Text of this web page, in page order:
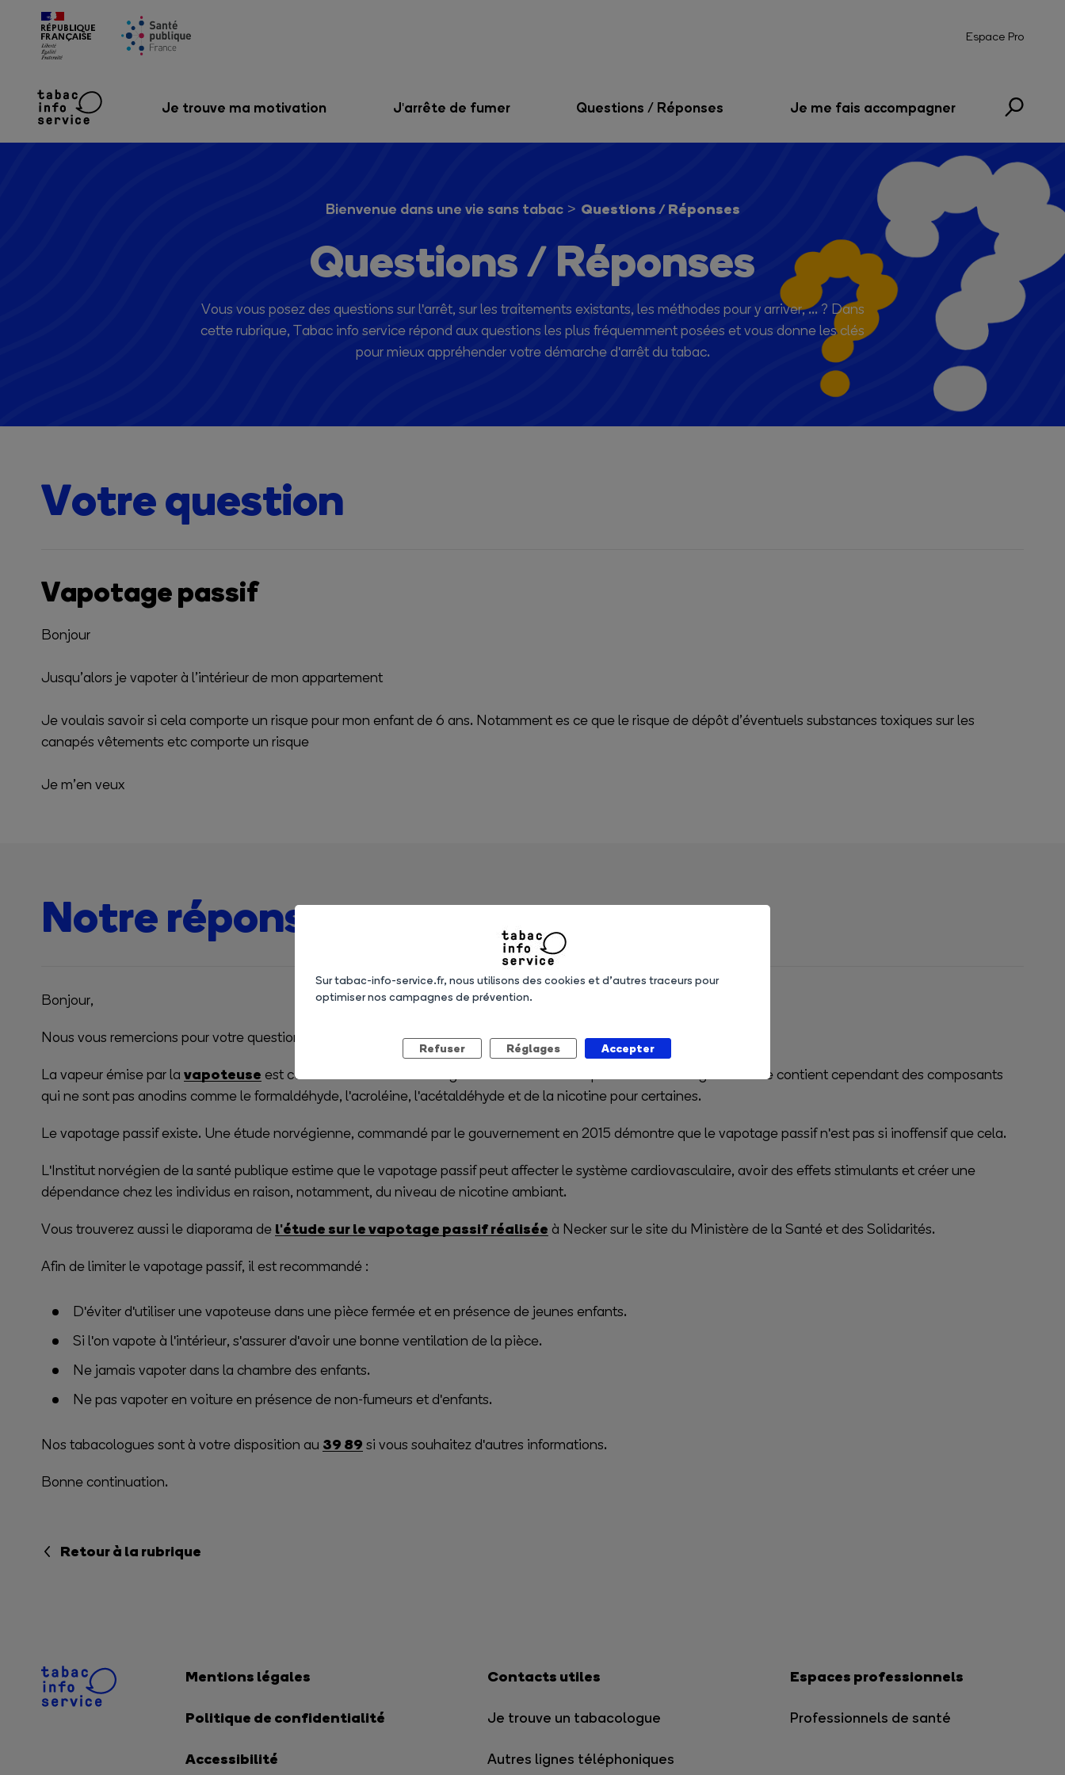
Je trouve ma motivation J'arrête de fumer Questions / Réponses Je me fais accompagner
Espace Pro
Bienvenue dans une vie sans tabac Questions / Réponses
Questions / Réponses
Vous vous posez des questions sur l'arrêt, sur les traitements existants, les méthodes pour y arriver, ... ? Dans
cette rubrique, Tabac info service répond aux questions les plus fréquemment posées et vous donne les clés
pour mieux appréhender votre démarche d'arrêt du tabac.
Votre question
Vapotage passif
Bonjour
Jusqu’alors je vapoter à l’intérieur de mon appartement
Je voulais savoir si cela comporte un risque pour mon enfant de 6 ans. Notamment es ce que le risque de dépôt d’éventuels substances toxiques sur les
canapés vêtements etc comporte un risque
Je m’en veux
Notre réponse
Bonjour,
Nous vous remercions pour votre question.
La vapeur émise par la vapoteuse est considérée comme très largement moins nocive que le fumée de cigarette. Elle contient cependant des composants
qui ne sont pas anodins comme le formaldéhyde, l'acroléine, l'acétaldéhyde et de la nicotine pour certaines.
Le vapotage passif existe. Une étude norvégienne, commandé par le gouvernement en 2015 démontre que le vapotage passif n'est pas si inoffensif que cela.
L'Institut norvégien de la santé publique estime que le vapotage passif peut affecter le système cardiovasculaire, avoir des effets stimulants et créer une
dépendance chez les individus en raison, notamment, du niveau de nicotine ambiant.
Vous trouverez aussi le diaporama de l'étude sur le vapotage passif réalisée à Necker sur le site du Ministère de la Santé et des Solidarités.
Afin de limiter le vapotage passif, il est recommandé :
D'éviter d'utiliser une vapoteuse dans une pièce fermée et en présence de jeunes enfants.
Si l'on vapote à l'intérieur, s'assurer d'avoir une bonne ventilation de la pièce.
Ne jamais vapoter dans la chambre des enfants.
Ne pas vapoter en voiture en présence de non-fumeurs et d'enfants.
Nos tabacologues sont à votre disposition au 39 89 si vous souhaitez d'autres informations.
Bonne continuation.
Retour à la rubrique
Mentions légales
Politique de confidentialité
Accessibilité
Contacts utiles
Je trouve un tabacologue
Autres lignes téléphoniques
Espaces professionnels
Professionnels de santé
Sur tabac-info-service.fr, nous utilisons des cookies et d’autres traceurs pour
optimiser nos campagnes de prévention.
Refuser Réglages Accepter